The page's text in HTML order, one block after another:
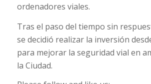
ordenadores viales.
Tras el paso del tiempo sin
se decidió realizar la inversión
para mejorar la seguridad vial en
la Ciudad.